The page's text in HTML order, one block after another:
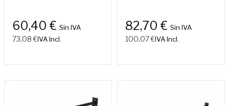
60,40 € Sin IVA
73,08 €IVA Incl.
82,70 € Sin IVA
100,07 €IVA Incl.